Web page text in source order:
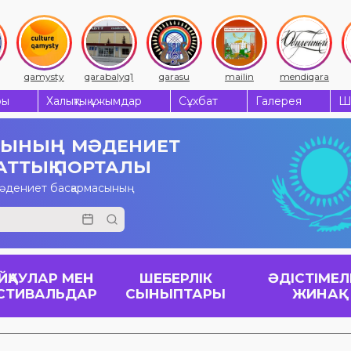
qamysty qarabalyq1 qarasu mailin mendiqara
Халықтық ұжымдар Сұхбат Галерея
МӘДЕНИЕТ
ПОРТАЛЫ
басқармасының
МЕН
ШЕБЕРЛІК
СЫНЫПТАРЫ
ЖИНАҚ